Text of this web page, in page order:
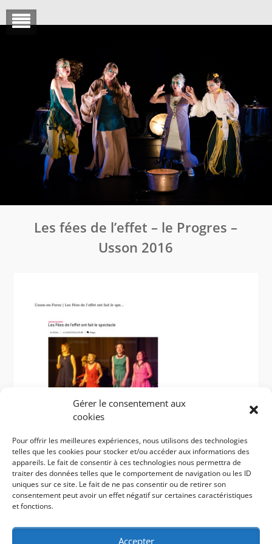
Gérer le consentement aux
cookies
Pour offrir les meilleures expériences, nous utilisons des technologies
telles que les cookies pour stocker et/ou accéder aux informations des
appareils. Le fait de consentir à ces technologies nous permettra de
traiter des données telles que le comportement de navigation ou les ID
uniques sur ce site. Le fait de ne pas consentir ou de retirer son
consentement peut avoir un effet négatif sur certaines caractéristiques
et fonctions.
Accepter
content
Les fées de l’effet – le Progres –
Usson 2016
Les fées de l’effet – le Progres – Usson 2016